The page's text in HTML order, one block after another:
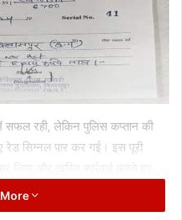
सफल रही, लेकिन पुलिस कप्तान की
रेड सिग्नल पार कर गई। इस पूरी
उनके द्वारा ट्रैफिक नियमों का